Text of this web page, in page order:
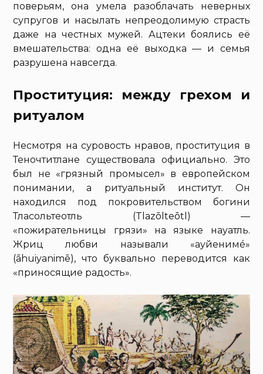
поверьям, она умела разоблачать неверных
супругов и насылать непреодолимую страсть
даже на честных мужей. Ацтеки боялись её
вмешательства: одна её выходка — и семья
разрушена навсегда.
Проституция: между грехом и
ритуалом
Несмотря на суровость нравов, проституция в
Теночтитлане существовала официально. Это
был не «грязный промысел» в европейском
понимании, а ритуальный институт. Он
находился под покровительством богини
Тласольтеотль (Tlazōlteōtl) —
«пожирательницы грязи» на языке науатль.
Жриц любви называли «ауйенимé»
(āhuiyanimē), что буквально переводится как
«приносящие радость».